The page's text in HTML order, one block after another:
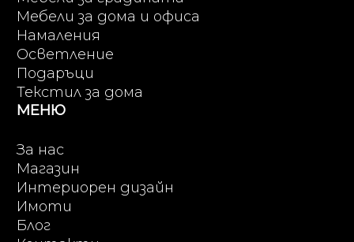
Мебели за дома и офиса
Намаления
Осветление
Подаръци
Текстил за дома
МЕНЮ
За нас
Магазин
Интериорен дизайн
Имоти
Блог